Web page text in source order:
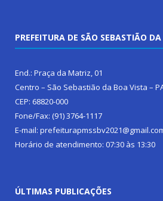
PREFEITURA DE SÃO SEBASTIÃO
End.: Praça da Matriz, 01
Centro – São Sebastião da Boa Vista –
CEP: 68820-000
Fone/Fax: (91) 3764-1117
E-mail:
Horário de atendimento: 07:30 às 13:30
ÚLTIMAS PUBLICAÇÕES